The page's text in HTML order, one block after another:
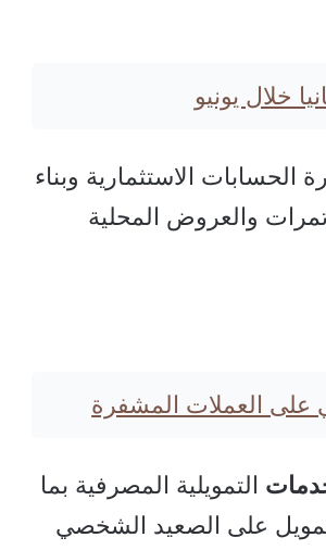
خلال يونيو
الاستثمارية وبناء
والعروض المحلية
على العملات المشفرة
التمويلية المصرفية بما
على الصعيد الشخصي